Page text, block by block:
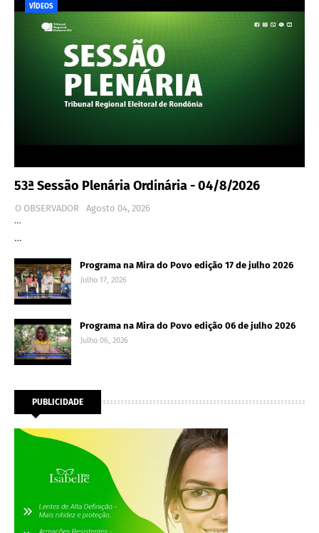
VÍDEOS
53ª Sessão Plenária Ordinária - 04/8/2026
O OBSERVADOR
Agosto 04, 2026
…
…
Programa na Mira do Povo edição 17 de julho 2026
Julho 17, 2026
Programa na Mira do Povo edição 06 de julho 2026
Julho 06, 2026
PUBLICIDADE